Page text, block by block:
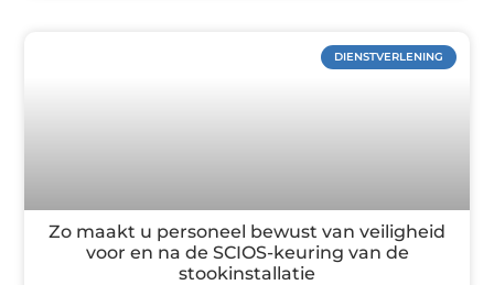
DIENSTVERLENING
Zo maakt u personeel bewust van veiligheid
voor en na de SCIOS-keuring van de
stookinstallatie